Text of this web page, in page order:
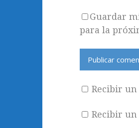
Guardar
para la
Recibir
Recibir un